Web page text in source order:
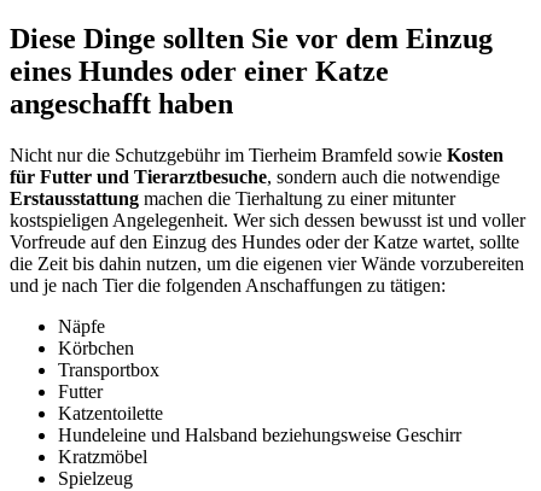
Diese Dinge sollten Sie vor dem Einzug
eines Hundes oder einer Katze
angeschafft haben
Nicht nur die Schutzgebühr im Tierheim Bramfeld sowie Kosten
für Futter und Tierarztbesuche, sondern auch die notwendige
Erstausstattung machen die Tierhaltung zu einer mitunter
kostspieligen Angelegenheit. Wer sich dessen bewusst ist und voller
Vorfreude auf den Einzug des Hundes oder der Katze wartet, sollte
die Zeit bis dahin nutzen, um die eigenen vier Wände vorzubereiten
und je nach Tier die folgenden Anschaffungen zu tätigen:
Näpfe
Körbchen
Transportbox
Futter
Katzentoilette
Hundeleine und Halsband beziehungsweise Geschirr
Kratzmöbel
Spielzeug